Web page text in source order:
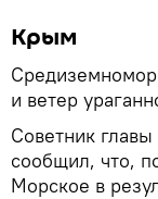
Крым
и ветер
Советник
сообщил, что,
Морское в